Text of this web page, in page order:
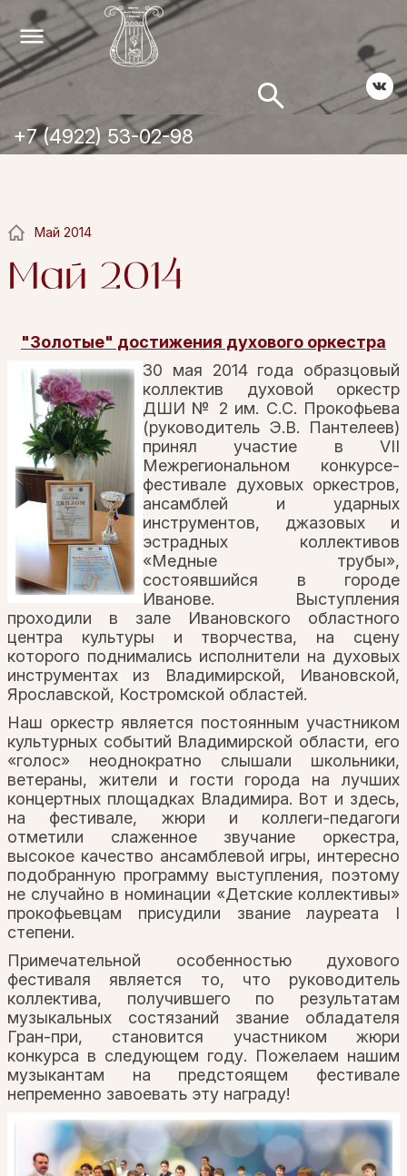
+7 (4922) 53-02-98
Май 2014
Май 2014
"Золотые" достижения духового оркестра
30 мая 2014 года образцовый
коллектив духовой оркестр
ДШИ № 2 им. С.С. Прокофьева
(руководитель Э.В. Пантелеев)
принял участие в VII
Межрегиональном конкурсе-
фестивале духовых оркестров,
ансамблей и ударных
инструментов, джазовых и
эстрадных коллективов
«Медные трубы»,
состоявшийся в городе
Иванове. Выступления
проходили в зале Ивановского областного
центра культуры и творчества, на сцену
которого поднимались исполнители на духовых
инструментах из Владимирской, Ивановской,
Ярославской, Костромской областей.
Наш оркестр является постоянным участником
культурных событий Владимирской области, его
«голос» неоднократно слышали школьники,
ветераны, жители и гости города на лучших
концертных площадках Владимира. Вот и здесь,
на фестивале, жюри и коллеги-педагоги
отметили слаженное звучание оркестра,
высокое качество ансамблевой игры, интересно
подобранную программу выступления, поэтому
не случайно в номинации «Детские коллективы»
прокофьевцам присудили звание лауреата I
степени.
Примечательной особенностью духового
фестиваля является то, что руководитель
коллектива, получившего по результатам
музыкальных состязаний звание обладателя
Гран-при, становится участником жюри
конкурса в следующем году. Пожелаем нашим
музыкантам на предстоящем фестивале
непременно завоевать эту награду!